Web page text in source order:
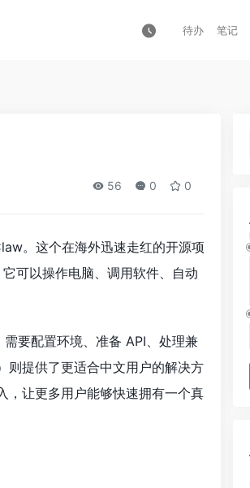
待办 笔记
56 0 0
。这个在海外迅速走红的开源项
可以操作电脑、调用软件、自动
要配置环境、准备 API、处理兼
则提供了更适合中文用户的解决方
，让更多用户能够快速拥有一个真